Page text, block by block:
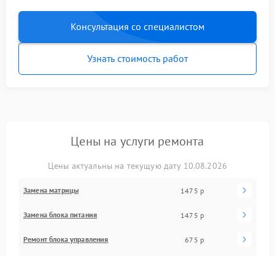
Консультация со специалистом
Узнать стоимость работ
Цены на услуги ремонта
Цены актуальны на текущую дату 10.08.2026
Замена матрицы 1475 р
Замена блока питания 1475 р
Ремонт блока управления 675 р